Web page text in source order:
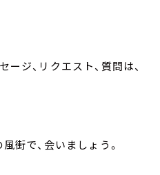
ジ、リクエスト、質問は、
街で、会いましょう。